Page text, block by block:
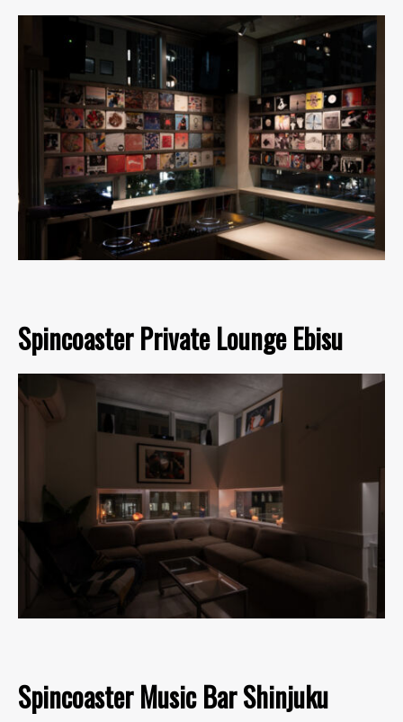
Spincoaster Private Lounge Ebisu
Spincoaster Music Bar Shinjuku